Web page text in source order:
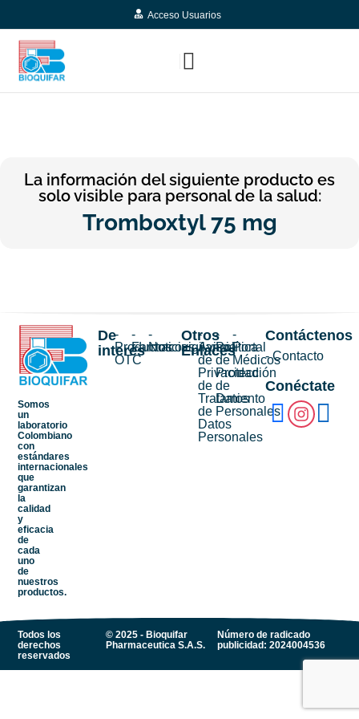
Acceso Usuarios
La información del siguiente producto es
solo visible para personal de la salud:
Tromboxtyl 75 mg
Somos
un
laboratorio
Colombiano
con
estándares
internacionales
que
garantizan
la
calidad
y
eficacia
de
cada
uno
de
nuestros
productos.
De
interés
-
Productos
OTC
-
Farmacovigilancia
-
Noticias
Otros
Enlaces
-
Aviso
de
Privacidad
de
Tratamiento
de
Datos
Personales
-
Política
de
Protección
de
Datos
Personales
-
Portal
Médicos
Contáctenos
- Contacto
Conéctate
Todos los
derechos
reservados
© 2025 - Bioquifar
Pharmaceutica S.A.S.
Número de radicado
publicidad: 2024004536